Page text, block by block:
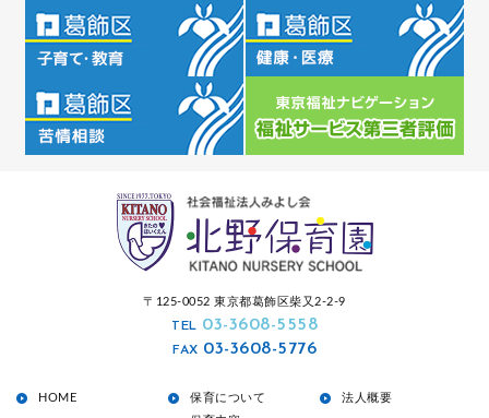
〒125-0052 東京都葛飾区柴又2-2-9
TEL 03-3608-5558
FAX 03-3608-5776
HOME
保育について
法人概要